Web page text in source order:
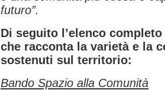
futuro”.
Di seguito l’elenco
che racconta la varietà e la
sostenuti sul territorio:
Bando Spazio alla Comunità